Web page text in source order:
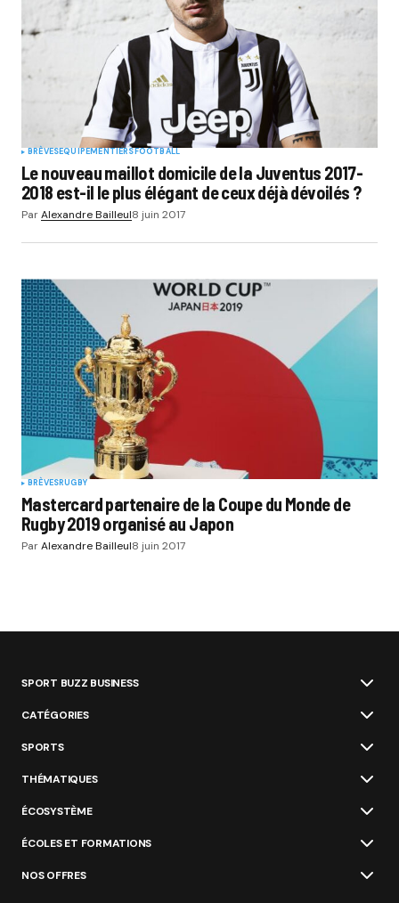
BRÈVESEQUIPEMENTIERS FOOTBALL
Le nouveau maillot domicile de la Juventus 2017-
2018 est-il le plus élégant de ceux déjà dévoilés ?
ParAlexandre Bailleul8 juin 2017
BRÈVESRUGBY
Mastercard partenaire de la Coupe du Monde de
Rugby 2019 organisé au Japon
ParAlexandre Bailleul8 juin 2017
SPORT BUZZ BUSINESS
CATÉGORIES
SPORTS
THÉMATIQUES
ÉCOSYSTÈME
ÉCOLES ET FORMATIONS
NOS OFFRES